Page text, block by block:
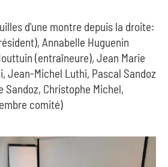
d'une montre depuis la droite:
Annabelle Huguenin
(entraîneure), Jean Marie
Jean-Michel Luthi, Pascal Sandoz
Sandoz, Christophe Michel,
comité)